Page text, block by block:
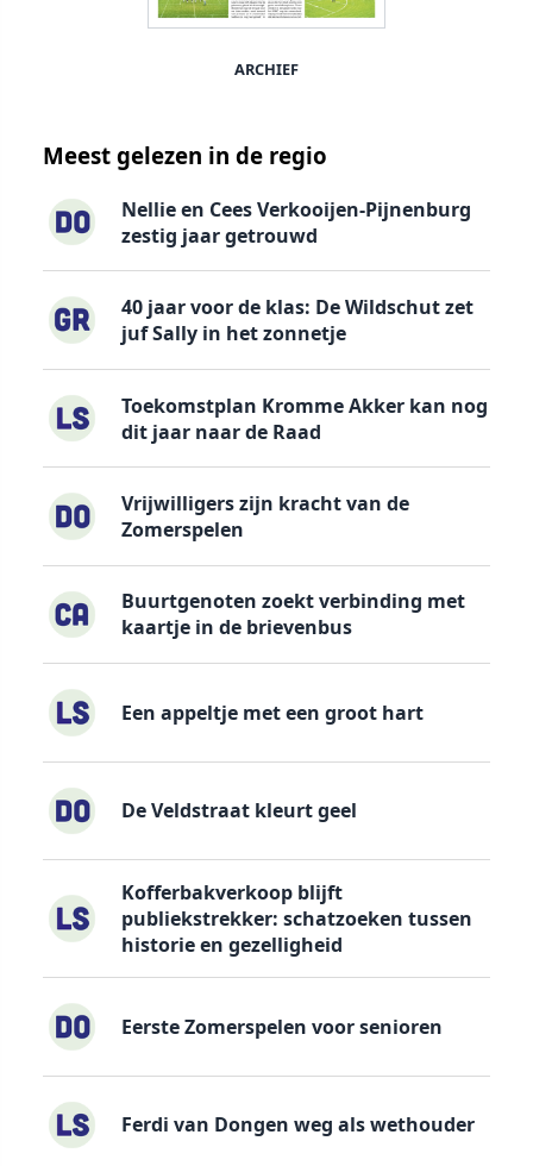
ARCHIEF
Meest gelezen in de regio
Nellie en Cees Verkooijen-Pijnenburg
zestig jaar getrouwd
40 jaar voor de klas: De Wildschut zet
juf Sally in het zonnetje
Toekomstplan Kromme Akker kan nog
dit jaar naar de Raad
Vrijwilligers zijn kracht van de
Zomerspelen
Buurtgenoten zoekt verbinding met
kaartje in de brievenbus
Een appeltje met een groot hart
De Veldstraat kleurt geel
Kofferbakverkoop blijft
publiekstrekker: schatzoeken tussen
historie en gezelligheid
Eerste Zomerspelen voor senioren
Ferdi van Dongen weg als wethouder